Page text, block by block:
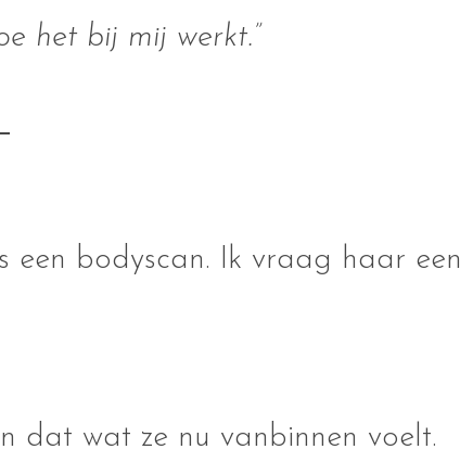
het bij mij werkt.”
een bodyscan. Ik vraag haar een
dat wat ze nu vanbinnen voelt.